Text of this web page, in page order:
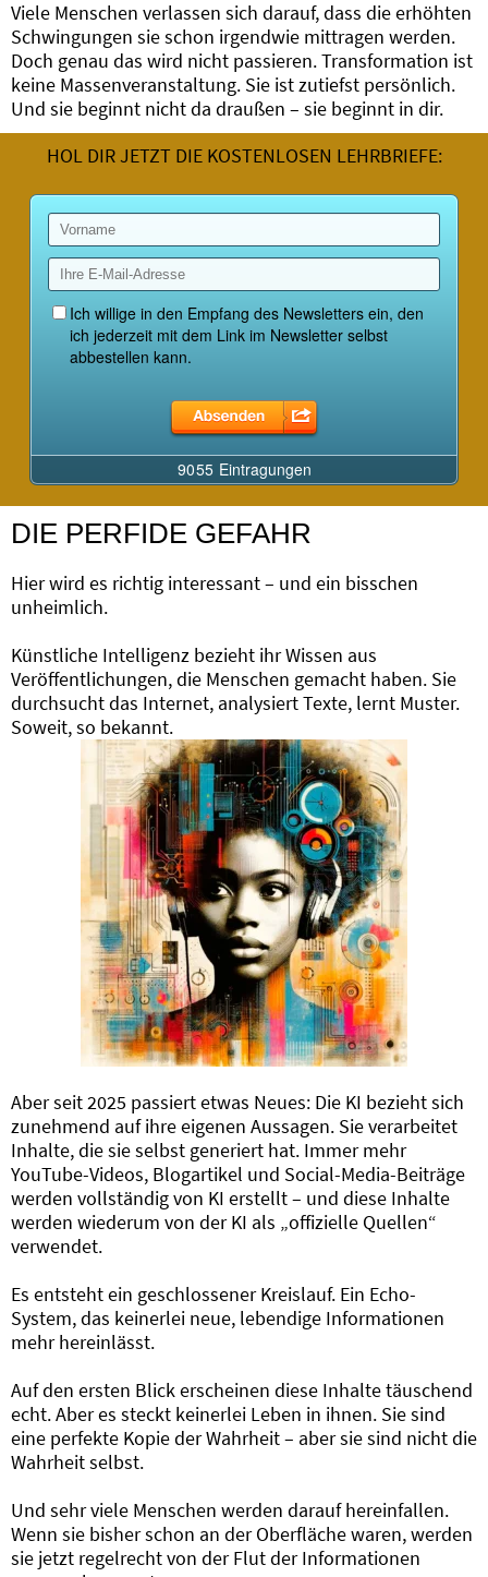
Viele Menschen verlassen sich darauf, dass die erhöhten
Schwingungen sie schon irgendwie mittragen werden.
Doch genau das wird nicht passieren. Transformation ist
keine Massenveranstaltung. Sie ist zutiefst persönlich.
Und sie beginnt nicht da draußen – sie beginnt in dir.
HOL DIR JETZT DIE KOSTENLOSEN LEHRBRIEFE:
DIE PERFIDE GEFAHR
Hier wird es richtig interessant – und ein bisschen
unheimlich.
Künstliche Intelligenz bezieht ihr Wissen aus
Veröffentlichungen, die Menschen gemacht haben. Sie
durchsucht das Internet, analysiert Texte, lernt Muster.
Soweit, so bekannt.
Aber seit 2025 passiert etwas Neues: Die KI bezieht sich
zunehmend auf ihre eigenen Aussagen. Sie verarbeitet
Inhalte, die sie selbst generiert hat. Immer mehr
YouTube-Videos, Blogartikel und Social-Media-Beiträge
werden vollständig von KI erstellt – und diese Inhalte
werden wiederum von der KI als „offizielle Quellen“
verwendet.
Es entsteht ein geschlossener Kreislauf. Ein Echo-
System, das keinerlei neue, lebendige Informationen
mehr hereinlässt.
Auf den ersten Blick erscheinen diese Inhalte täuschend
echt. Aber es steckt keinerlei Leben in ihnen. Sie sind
eine perfekte Kopie der Wahrheit – aber sie sind nicht die
Wahrheit selbst.
Und sehr viele Menschen werden darauf hereinfallen.
Wenn sie bisher schon an der Oberfläche waren, werden
sie jetzt regelrecht von der Flut der Informationen